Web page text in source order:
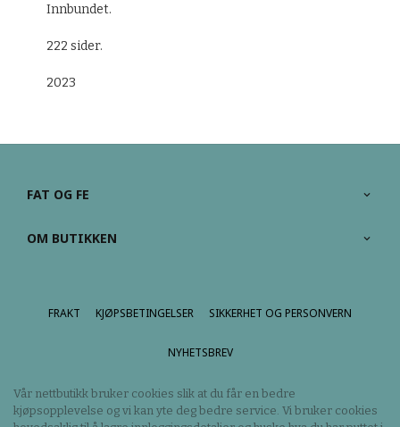
Innbundet.
222 sider.
2023
FAT OG FE
OM BUTIKKEN
FRAKT KJØPSBETINGELSER SIKKERHET OG PERSONVERN
NYHETSBREV
Vår nettbutikk bruker cookies slik at du får en bedre
kjøpsopplevelse og vi kan yte deg bedre service. Vi bruker cookies